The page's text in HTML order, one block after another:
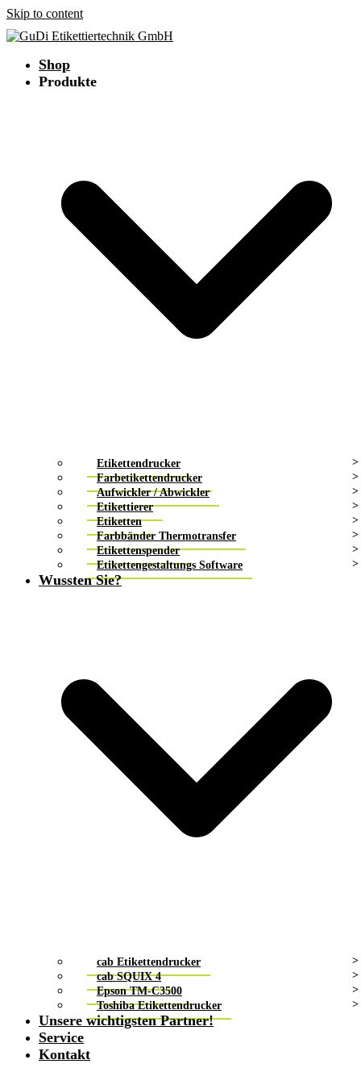
Skip to content
Shop
Produkte
Etikettendrucker
Farbetikettendrucker
Aufwickler / Abwickler
Etikettierer
Etiketten
Farbbänder Thermotransfer
Etikettenspender
Etikettengestaltungs Software
Wussten Sie?
cab Etikettendrucker
cab SQUIX 4
Epson TM-C3500
Toshiba Etikettendrucker
Unsere wichtigsten Partner!
Service
Kontakt